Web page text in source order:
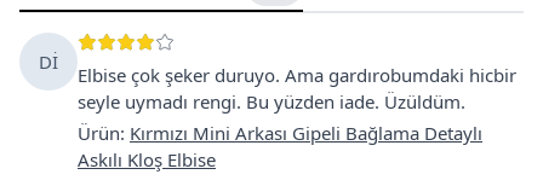
Dİ
Elbise çok şeker duruyo. Ama gardırobumdaki hicbir
seyle uymadı rengi. Bu yüzden iade. Üzüldüm.
Ürün: Kırmızı Mini Arkası Gipeli Bağlama Detaylı
Askılı Kloş Elbise